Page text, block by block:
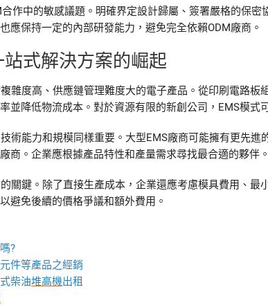
作中的敏感議題。明確界定設計歸屬、簽署嚴格的保
應保持一定的內部研發能力，避免完全依賴ODM廠商。
站式解決方案的崛起
雜度高、供應鏈管理難度大的電子產品。從印刷電路板
並降低物流成本。對於資源有限的新創公司，EMS模式
術能力和規模同樣重要。大型EMS廠商可能擁有更先
商。企業應根據產品特性和產量需求尋找最合適的夥伴。
關鍵。除了直接生產成本，企業還應考慮模具費用、
避免後續的價格爭議和額外費用。
?
件等產品之經銷
柴油堆高機出租